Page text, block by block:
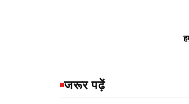
जरूर पढ़ें